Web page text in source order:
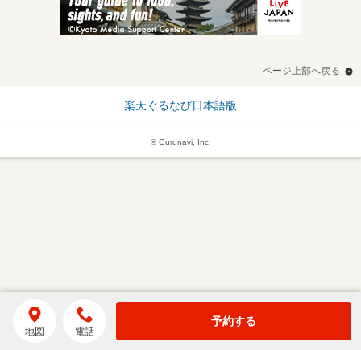
ページ上部へ戻る
楽天ぐるなび日本語版
© Gurunavi, Inc.
地図 電話
予約する